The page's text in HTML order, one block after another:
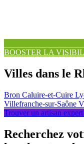
BOOSTER LA
Villes dans le
Bron Caluire-et-Cuire
Villefranche-sur-Saône
Trouver un artisan expert
Recherchez